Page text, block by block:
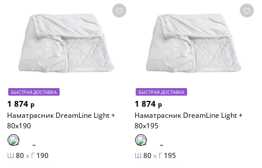
БЫСТРАЯ ДОСТАВКА
1 874 р
Наматрасник DreamLine Light +
80х190
Ш 80x Г 190
БЫСТРАЯ ДОСТАВКА
1 874 р
Наматрасник DreamLine Light +
80х195
Ш 80x Г 195